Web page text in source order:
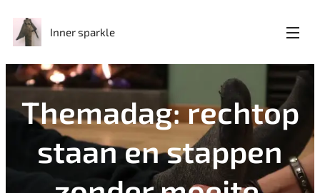
Inner sparkle
Themadag: rechtop
staan en stappen